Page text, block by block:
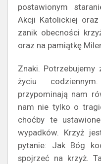
postawionym
Akcji Katolickiej
zanik obecności
oraz na pamiątkę
Znaki. Potrzebujemy
życiu
przypominają nam
nam nie tylko o
choćby te
wypadków. Krzyż
pytanie: Jak Bóg
spojrzeć na krzyż.